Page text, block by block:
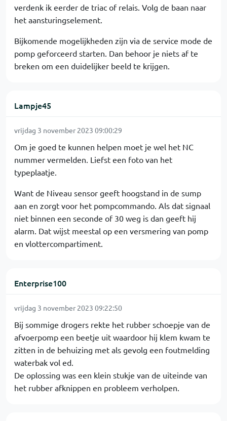
verdenk ik eerder de triac of relais. Volg de baan naar
het aansturingselement.
Bijkomende mogelijkheden zijn via de service mode de
pomp geforceerd starten. Dan behoor je niets af te
breken om een duidelijker beeld te krijgen.
Lampje45
vrijdag 3 november 2023 09:00:29
Om je goed te kunnen helpen moet je wel het NC
nummer vermelden. Liefst een foto van het
typeplaatje.
Want de Niveau sensor geeft hoogstand in de sump
aan en zorgt voor het pompcommando. Als dat signaal
niet binnen een seconde of 30 weg is dan geeft hij
alarm. Dat wijst meestal op een versmering van pomp
en vlottercompartiment.
Enterprise100
vrijdag 3 november 2023 09:22:50
Bij sommige drogers rekte het rubber schoepje van de
afvoerpomp een beetje uit waardoor hij klem kwam te
zitten in de behuizing met als gevolg een foutmelding
waterbak vol ed.
De oplossing was een klein stukje van de uiteinde van
het rubber afknippen en probleem verholpen.